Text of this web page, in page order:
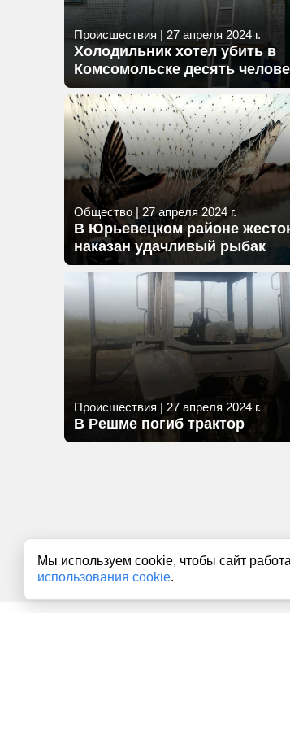
Мы используем cookie, чтобы сайт
использования cookie.
Происшествия | 27 апреля 2024 г.
Холодильник хотел убить в
Комсомольске десять
Общество | 27 апреля 2024 г.
В Юрьевецком районе
наказан удачливый рыбак
Происшествия | 27 апреля 2024 г.
В Решме погиб трактор